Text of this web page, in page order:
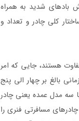
بادهای شدید به همراه
کلی چادر و تعداد و
هستند، جایی که امر
بالغ بر چهار الی پنج
با سه مدل عمده یعنی چادر
مسافرتی فنری را